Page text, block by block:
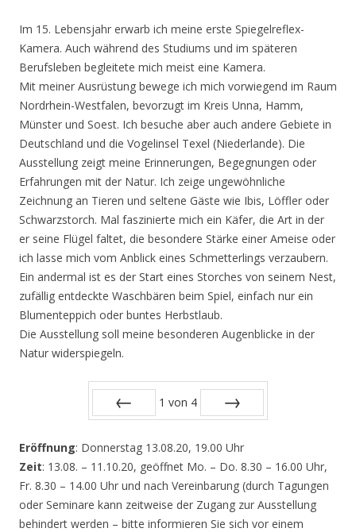
Im 15. Lebensjahr erwarb ich meine erste Spiegelreflex-
Kamera. Auch während des Studiums und im späteren
Berufsleben begleitete mich meist eine Kamera.
Mit meiner Ausrüstung bewege ich mich vorwiegend im Raum
Nordrhein-Westfalen, bevorzugt im Kreis Unna, Hamm,
Münster und Soest. Ich besuche aber auch andere Gebiete in
Deutschland und die Vogelinsel Texel (Niederlande). Die
Ausstellung zeigt meine Erinnerungen, Begegnungen oder
Erfahrungen mit der Natur. Ich zeige ungewöhnliche
Zeichnung an Tieren und seltene Gäste wie Ibis, Löffler oder
Schwarzstorch. Mal faszinierte mich ein Käfer, die Art in der
er seine Flügel faltet, die besondere Stärke einer Ameise oder
ich lasse mich vom Anblick eines Schmetterlings verzaubern.
Ein andermal ist es der Start eines Storches von seinem Nest,
zufällig entdeckte Waschbären beim Spiel, einfach nur ein
Blumenteppich oder buntes Herbstlaub.
Die Ausstellung soll meine besonderen Augenblicke in der
Natur widerspiegeln.
1 von 4
Eröffnung: Donnerstag 13.08.20, 19.00 Uhr
Zeit: 13.08. – 11.10.20, geöffnet Mo. – Do. 8.30 – 16.00 Uhr,
Fr. 8.30 – 14.00 Uhr und nach Vereinbarung (durch Tagungen
oder Seminare kann zeitweise der Zugang zur Ausstellung
behindert werden – bitte informieren Sie sich vor einem